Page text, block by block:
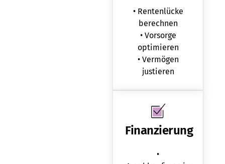
• Rentenlücke
berechnen
• Vorsorge
optimieren
• Vermögen
justieren
Finanzierung
•